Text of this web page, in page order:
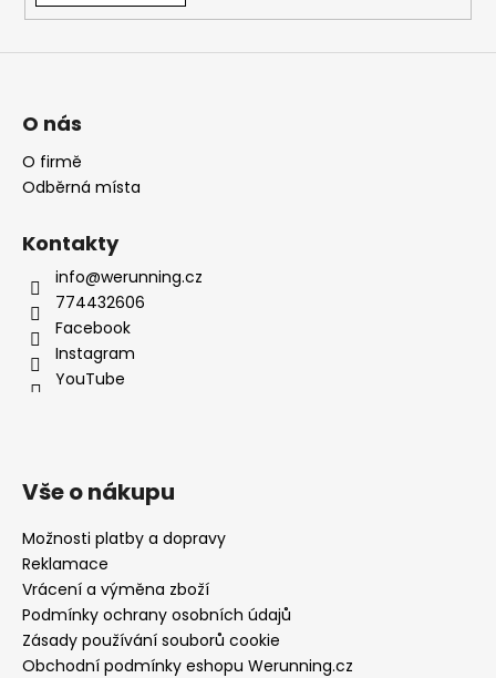
O nás
O firmě
Odběrná místa
Kontakty
info@werunning.cz
774432606
Facebook
Instagram
YouTube
Vše o nákupu
Možnosti platby a dopravy
Reklamace
Vrácení a výměna zboží
Podmínky ochrany osobních údajů
Zásady používání souborů cookie
Obchodní podmínky eshopu Werunning.cz